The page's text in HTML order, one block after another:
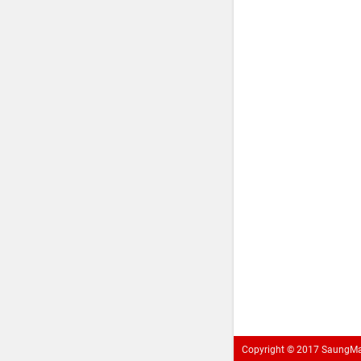
Copyright © 2017